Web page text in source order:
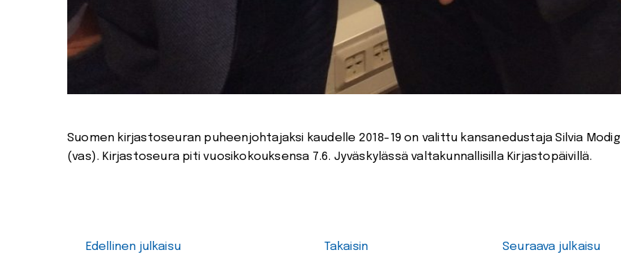
Suomen kirjastoseuran puheenjohtajaksi kaudelle 2018-19 on valittu kansanedustaja Silvia Modig
(vas). Kirjastoseura piti vuosikokouksensa 7.6. Jyväskylässä valtakunnallisilla Kirjastopäivillä.
Edellinen julkaisu Takaisin Seuraava julkaisu